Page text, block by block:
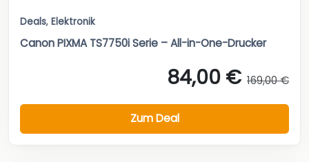
Deals, Elektronik
Canon PIXMA TS7750i Serie – All-in-One-Drucker
84,00 € 169,00 €
Zum Deal